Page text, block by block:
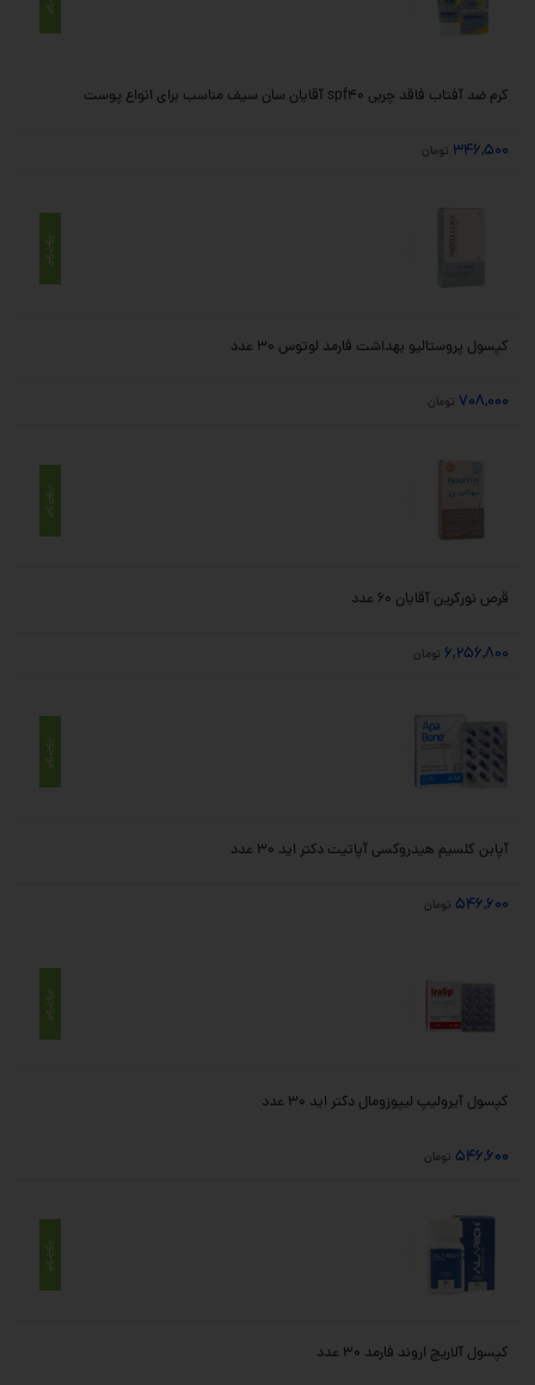
کرم ضد آفتاب فاقد چربی spf40 آقایان سان سیف مناسب برای انواع پوست
346,500 تومان
موجود
کپسول پروستالیو بهداشت فارمد لوتوس 30 عدد
708,000 تومان
موجود
قرص نورکرین آقایان 60 عدد
6,256,800 تومان
موجود
آپابن کلسیم هیدروکسی آپاتیت دکتر اید 30 عدد
546,600 تومان
موجود
کپسول آیرولیپ لیپوزومال دکتر اید 30 عدد
546,600 تومان
موجود
کپسول آلاریچ اروند فارمد 30 عدد